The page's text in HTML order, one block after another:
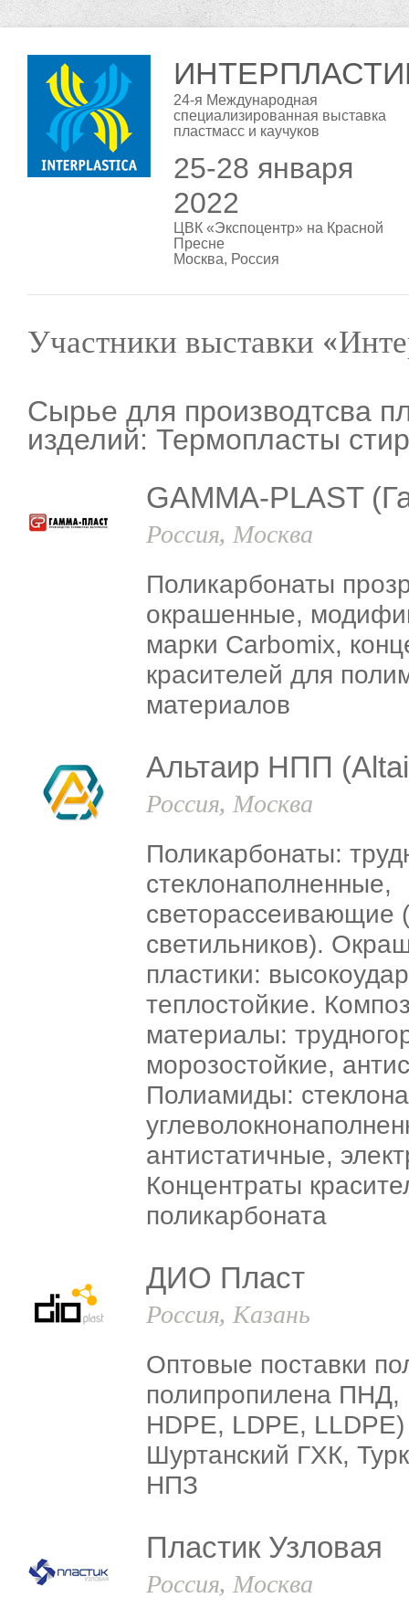
24-я Международная
специализированная выставка
пластмасс и каучуков
25-28 января
2022
ЦВК «Экспоцентр» на Красной
Пресне
Москва, Россия
Участники выставки
Сырье для производтсва
изделий: Термопласты
GAMMA-PLAST
Россия, Москва
Поликарбонаты
окрашенные,
марки Carbomix,
красителей для
материалов
Альтаир НПП
Россия, Москва
Поликарбонаты:
стеклонаполненные,
светорассеивающие
светильников).
пластики:
теплостойкие.
материалы:
морозостойкие,
Полиамиды:
антистатичные,
Концентраты
поликарбоната
ДИО Пласт
Россия, Казань
Оптовые поставки
полипропилена
HDPE, LDPE,
Шуртанский ГХК,
НПЗ
Пластик Узловая
Россия, Москва